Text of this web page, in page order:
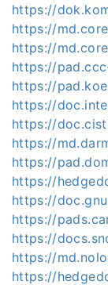
https://
https://
https://
https://
https://
https://
https://
https://
https://
https://
https://
https://
https://
https://
https://